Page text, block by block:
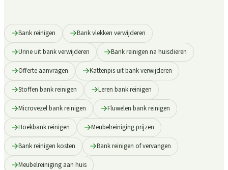
Bank reinigen Bank vlekken verwijderen
Urine uit bank verwijderen Bank reinigen na huisdieren
Offerte aanvragen Kattenpis uit bank verwijderen
Stoffen bank reinigen Leren bank reinigen
Microvezel bank reinigen Fluwelen bank reinigen
Hoekbank reinigen Meubelreiniging prijzen
Bank reinigen kosten Bank reinigen of vervangen
Meubelreiniging aan huis